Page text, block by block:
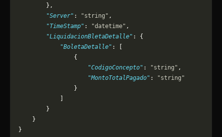
        },
        "Server"
: "string" ,
        "TimeStamp"
: "datetime" ,
        "LiquidacionBletaDetalle"
: {
            "BoletaDetalle"
: [
                {
                    "CodigoConcepto"
: "string" ,
                    "MontoTotalPagado"
:
"string"
                }
        }
    }
}